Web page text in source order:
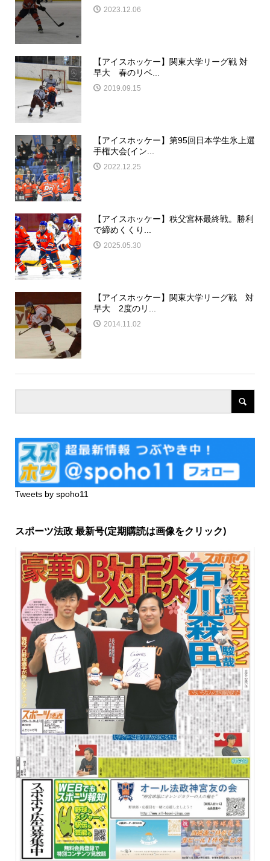
2023.12.06
【アイスホッケー】関東大学リーグ戦 対
早大 春のリベ...
2019.09.15
【アイスホッケー】第95回日本学生氷上選
手権大会(イン...
2022.12.25
【アイスホッケー】秩父宮杯最終戦。勝利
で締めくくり...
2025.05.30
【アイスホッケー】関東大学リーグ戦 対
早大 2度のリ...
2014.11.02
Tweets by spoho11
スポーツ法政 最新号(定期購読は画像をクリック)